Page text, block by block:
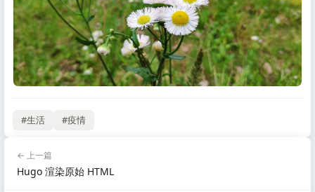
#生活 #疫情
← 上一篇
Hugo 渲染原始 HTML